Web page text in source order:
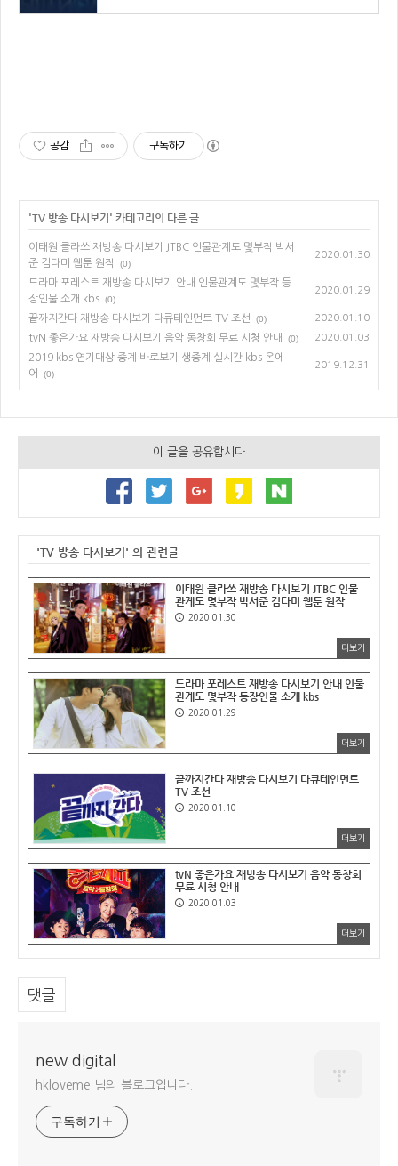
공감 구독하기
'TV 방송 다시보기 ' 카테고리의 다른 글
이태원 클라쓰 재방송 다시보기 JTBC 인물관계도 몇부작 박서
준 김다미 웹툰 원작 (0)
2020.01.30
드라마 포레스트 재방송 다시보기 안내 인물관계도 몇부작 등
장인물 소개 kbs (0)
2020.01.29
끝까지간다 재방송 다시보기 다큐테인먼트 TV 조선 (0) 2020.01.10
tvN 좋은가요 재방송 다시보기 음악 동창회 무료 시청 안내 (0) 2020.01.03
2019 kbs 연기대상 중계 바로보기 생중계 실시간 kbs 온에
어
(0)
2019.12.31
이 글을 공유합시다
'TV 방송 다시보기' 의 관련글
이태원 클라쓰 재방송 다시보기 JTBC 인물
관계도 몇부작 박서준 김다미 웹툰 원작
2020.01.30
더보기
드라마 포레스트 재방송 다시보기 안내 인물
관계도 몇부작 등장인물 소개 kbs
2020.01.29
더보기
끝까지간다 재방송 다시보기 다큐테인먼트
TV 조선
2020.01.10
더보기
tvN 좋은가요 재방송 다시보기 음악 동창회
무료 시청 안내
2020.01.03
더보기
댓글
new digital
hkloveme 님의 블로그입니다.
구독하기